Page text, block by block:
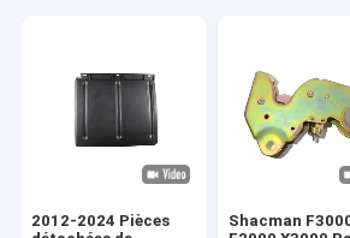
2012-2024 Pièces
Shacman